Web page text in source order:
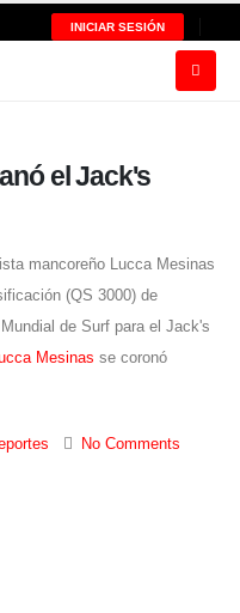
INICIAR SESIÓN
el Jack's
mancoreño Lucca Mesinas
(QS 3000) de
de Surf para el Jack's
Mesinas se coronó
No Comments